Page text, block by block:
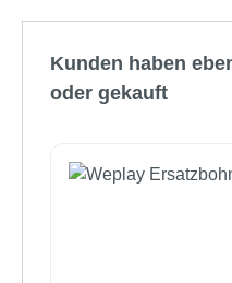
Kunden haben
oder gekauft